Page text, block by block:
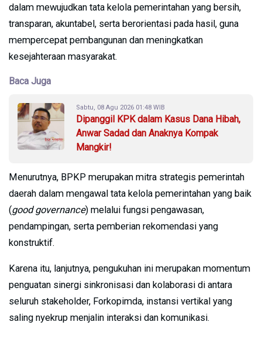
dalam mewujudkan tata kelola pemerintahan yang bersih,
transparan, akuntabel, serta berorientasi pada hasil, guna
mempercepat pembangunan dan meningkatkan
kesejahteraan masyarakat.
Baca Juga
Sabtu, 08 Agu 2026 01:48 WIB
Dipanggil KPK dalam Kasus Dana Hibah,
Anwar Sadad dan Anaknya Kompak
Mangkir!
Menurutnya, BPKP merupakan mitra strategis pemerintah
daerah dalam mengawal tata kelola pemerintahan yang baik
(good governance) melalui fungsi pengawasan,
pendampingan, serta pemberian rekomendasi yang
konstruktif.
Karena itu, lanjutnya, pengukuhan ini merupakan momentum
penguatan sinergi sinkronisasi dan kolaborasi di antara
seluruh stakeholder, Forkopimda, instansi vertikal yang
saling nyekrup menjalin interaksi dan komunikasi.